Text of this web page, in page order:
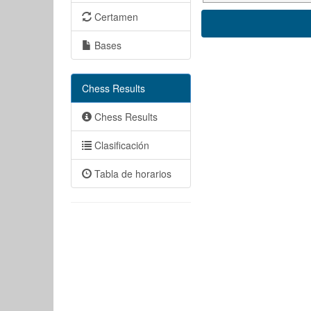
Certamen
Bases
Chess Results
Chess Results
Clasificación
Tabla de horarios